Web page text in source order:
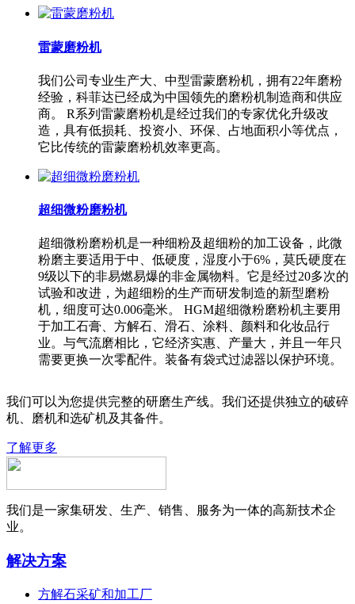
雷蒙磨粉机
我们公司专业生产大、中型雷蒙磨粉机，拥有22年磨粉
经验，科菲达已经成为中国领先的磨粉机制造商和供应
商。 R系列雷蒙磨粉机是经过我们的专家优化升级改
造，具有低损耗、投资小、环保、占地面积小等优点，
它比传统的雷蒙磨粉机效率更高。
超细微粉磨粉机
超细微粉磨粉机是一种细粉及超细粉的加工设备，此微
粉磨主要适用于中、低硬度，湿度小于6%，莫氏硬度在
9级以下的非易燃易爆的非金属物料。它是经过20多次的
试验和改进，为超细粉的生产而研发制造的新型磨粉
机，细度可达0.006毫米。 HGM超细微粉磨粉机主要用
于加工石膏、方解石、滑石、涂料、颜料和化妆品行
业。与气流磨相比，它经济实惠、产量大，并且一年只
需要更换一次零配件。装备有袋式过滤器以保护环境。
我们可以为您提供完整的研磨生产线。我们还提供独立的破碎
机、磨机和选矿机及其备件。
了解更多
我们是一家集研发、生产、销售、服务为一体的高新技术企
业。
解决方案
方解石采矿和加工厂